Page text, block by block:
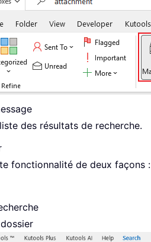
des résultats de recherche.
fonctionnalité de deux façons :